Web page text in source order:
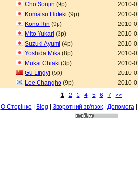
Cho Sonjin (9p) 2010-
Komatsu Hideki (9p) 2010-
Kono Rin (9p) 2010-
Mito Yukari (3p) 2010-
Suzuki Ayumi (4p) 2010-
Yoshida Mika (8p) 2010-
Mukai Chiaki (3p) 2010-
Gu Lingyi (5p) 2010-
Lee Changho (9p) 2010-
1
2 3 4 5 6 7
>>
О Сторiнке | Blog | Зворотний зв'язок| Допомога |